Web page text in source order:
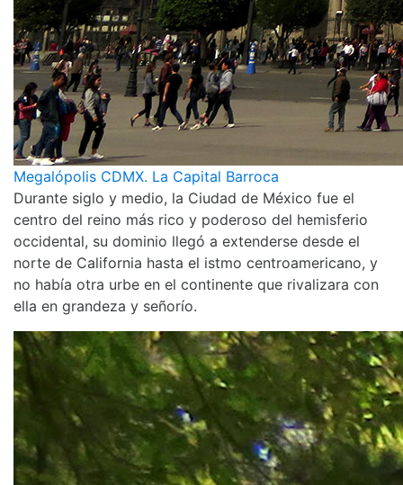
Megalópolis CDMX. La Capital Barroca
Durante siglo y medio, la Ciudad de México fue el
centro del reino más rico y poderoso del hemisferio
occidental, su dominio llegó a extenderse desde el
norte de California hasta el istmo centroamericano, y
no había otra urbe en el continente que rivalizara con
ella en grandeza y señorío.